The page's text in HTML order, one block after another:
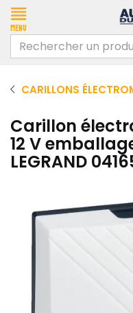
Menu
CARILLONS
Carillon
12 V
LEGRAND